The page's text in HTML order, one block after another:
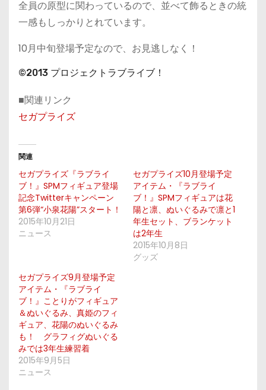
全員の原型に関わっているので、並べて飾るときの統
一感もしっかりとれています。
10月中旬登場予定なので、お見逃しなく！
©2013 プロジェクトラブライブ！
■関連リンク
セガプライズ
関連
セガプライズ『ラブライ
ブ！』SPMフィギュア登場
記念Twitterキャンペーン
第6弾“小泉花陽”スタート！
2015年10月21日
ニュース
セガプライズ10月登場予定
アイテム・『ラブライ
ブ！』SPMフィギュアは花
陽と凛、ぬいぐるみで凛と1
年生セット、ブランケット
は2年生
2015年10月8日
グッズ
セガプライズ9月登場予定
アイテム・『ラブライ
ブ！』ことりがフィギュア
＆ぬいぐるみ、真姫のフィ
ギュア、花陽のぬいぐるみ
も！ グラフィグぬいぐる
みでは3年生練習着
2015年9月5日
ニュース